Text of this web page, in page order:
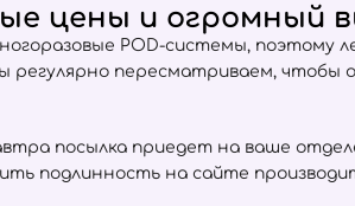
цены и огромный
POD-системы, поэтому
пересматриваем, чтобы
посылка приедет на ваше
подлинность на сайте